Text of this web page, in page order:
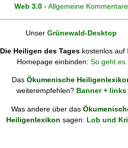
Web 3.0 - Allgemeine Kommentare
Unser Grünewald-Desktop
Die Heiligen des Tages kostenlos auf
Homepage einbinden: So geht es
Das Ökumenische
weiterempfehlen? Banner + links
Was andere über das
Heiligenlexikon sagen: Lob und